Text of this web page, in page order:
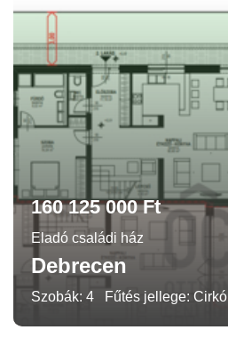
160 125 000 Ft
Eladó családi ház
Debrecen
Szobák: 4 Fűtés jellege: Cirkó